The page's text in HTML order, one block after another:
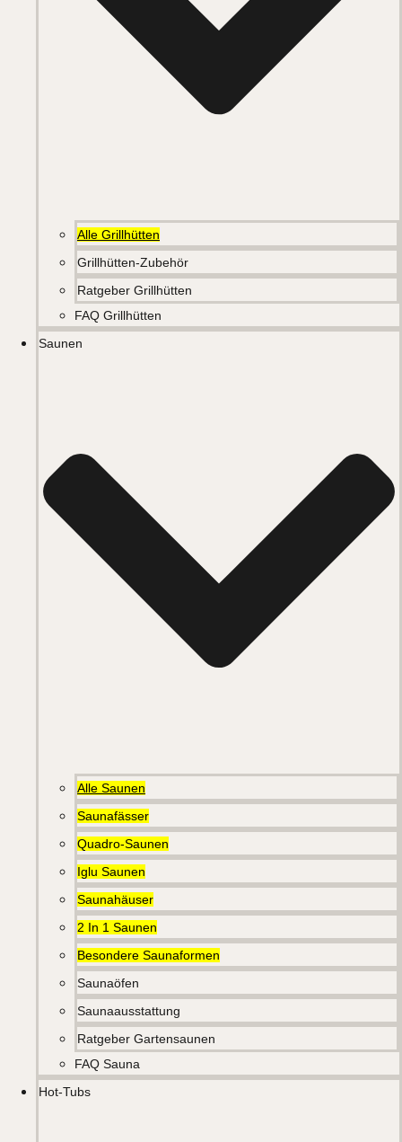
Alle Grillhütten
Grillhütten-Zubehör
Ratgeber Grillhütten
FAQ Grillhütten
Saunen
Alle Saunen
Saunafässer
Quadro-Saunen
Iglu Saunen
Saunahäuser
2 In 1 Saunen
Besondere Saunaformen
Saunaöfen
Saunaausstattung
Ratgeber Gartensaunen
FAQ Sauna
Hot-Tubs